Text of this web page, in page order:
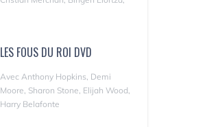
LES FOUS DU ROI DVD
Avec Anthony Hopkins, Demi
Moore, Sharon Stone, Elijah Wood,
Harry Belafonte